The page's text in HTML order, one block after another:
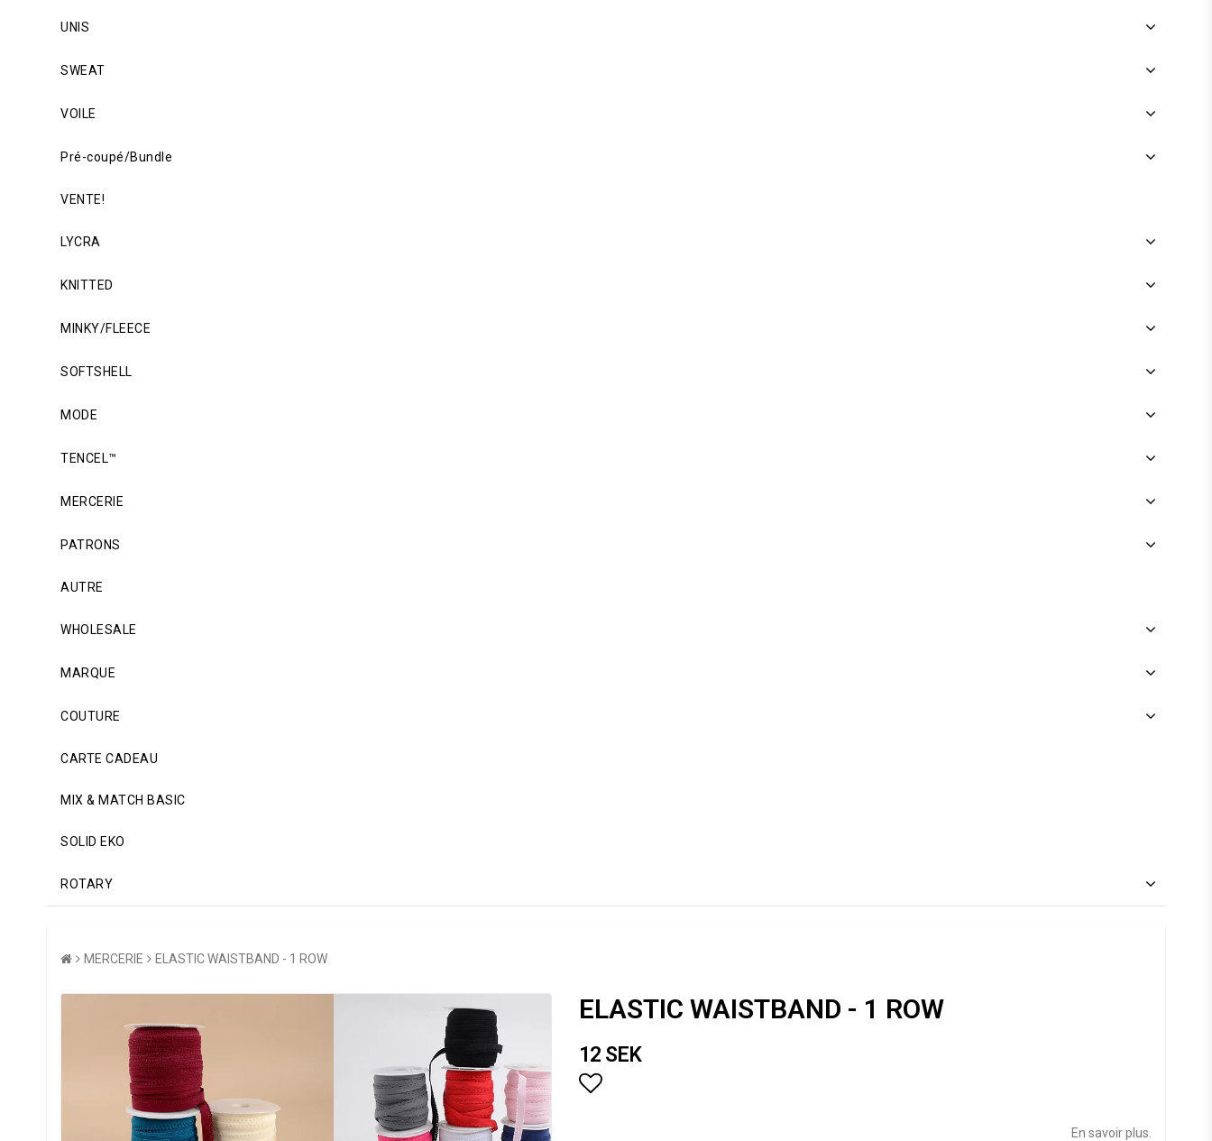
UNIS
SWEAT
VOILE
Pré-coupé/Bundle
VENTE!
LYCRA
KNITTED
MINKY/FLEECE
SOFTSHELL
MODE
TENCEL™
MERCERIE
PATRONS
AUTRE
WHOLESALE
MARQUE
COUTURE
CARTE CADEAU
MIX & MATCH BASIC
SOLID EKO
ROTARY
MERCERIE ELASTIC WAISTBAND - 1 ROW
ELASTIC WAISTBAND - 1 ROW
12 SEK
En savoir plus.